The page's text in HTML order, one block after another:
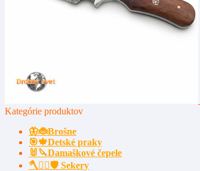
Kategórie produktov
🦋🐞Brošne
🎯🍁Detské praky
🐰🔪Damaškové čepele
🪓🧔‍♂️🛡️ Sekery